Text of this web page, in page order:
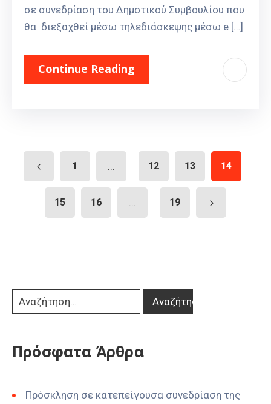
σε συνεδρίαση του Δημοτικού Συμβουλίου που
θα διεξαχθεί μέσω τηλεδιάσκεψης μέσω e […]
Continue Reading
1 ... 12 13 14
15 16 ... 19
Πρόσφατα Άρθρα
Πρόσκληση σε κατεπείγουσα συνεδρίαση της